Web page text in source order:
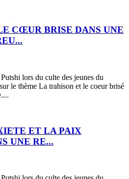
CŒUR BRISE DANS UNE
lors du culte des jeunes du
le thème La trahison et le coeur brisé
ET LA PAIX
UNE RE...